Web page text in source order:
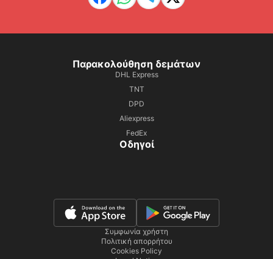
Παρακολούθηση δεμάτων
DHL Express
TNT
DPD
Aliexpress
FedEx
Οδηγοί
Συμφωνία χρήστη
Πολιτική απορρήτου
Cookies Policy